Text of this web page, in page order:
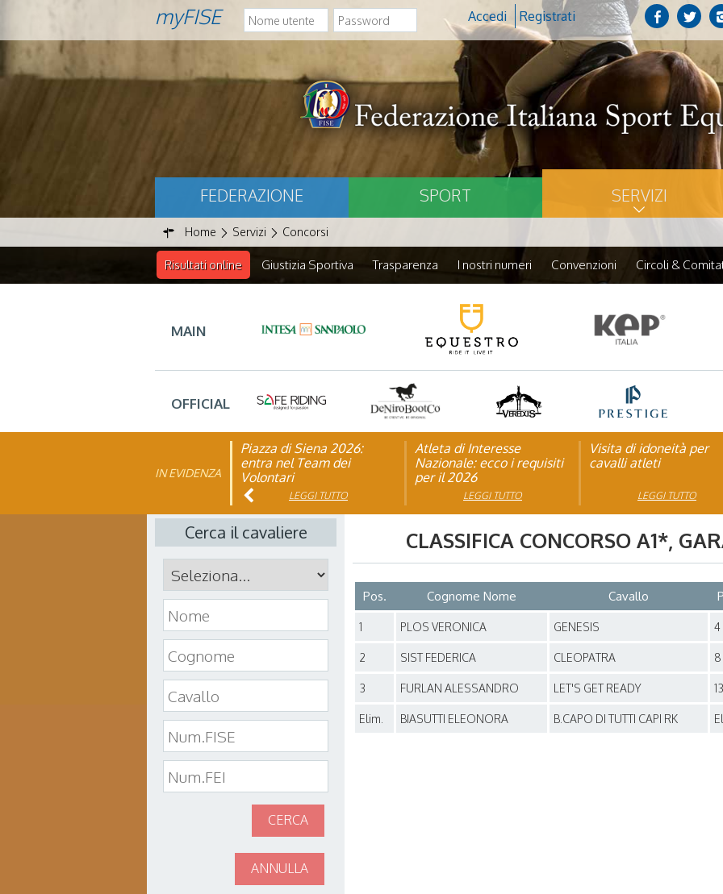
myFISE Accedi Registrati
FEDERAZIONE SPORT SERVIZI
Home Servizi Concorsi
Risultati online Giustizia Sportiva Trasparenza I nostri numeri Convenzioni Circoli &
MAIN
OFFICIAL
IN EVIDENZA
Piazza di Siena 2026:
entra nel Team dei
Volontari
LEGGI TUTTO
Atleta di Interesse
Nazionale: ecco i requisiti
per il 2026
LEGGI TUTTO
Visita di idoneità per
cavalli atleti
LEGGI TUTTO
FISE: aperta la Campagna
affiliazione 2026
LEGGI TUTTO
Natale con la FISE: al via
la nona edizione
dell’iniziativa solidale della
Federazione Italiana Sport
LEGGI TUTTO
Studente Atleta di alto
livello: pubblicato il
2025/2026LEGGI TUTTO
Cerca il cavaliere
CERCA
ANNULLA
CLASSIFICA CONCORSO A1*,
Pos. Cognome Nome Cavallo
1 PLOS VERONICA GENESIS 4
2 SIST FEDERICA CLEOPATRA 8
3 FURLAN ALESSANDRO LET'S GET READY 13
Elim. BIASUTTI ELEONORA B.CAPO DI TUTTI CAPI RK